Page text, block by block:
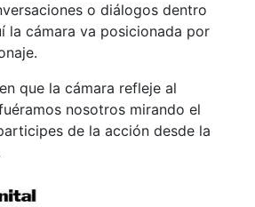
o diálogos dentro
la cámara va posicionada por
que la cámara refleje al
nosotros mirando el
de la acción desde la